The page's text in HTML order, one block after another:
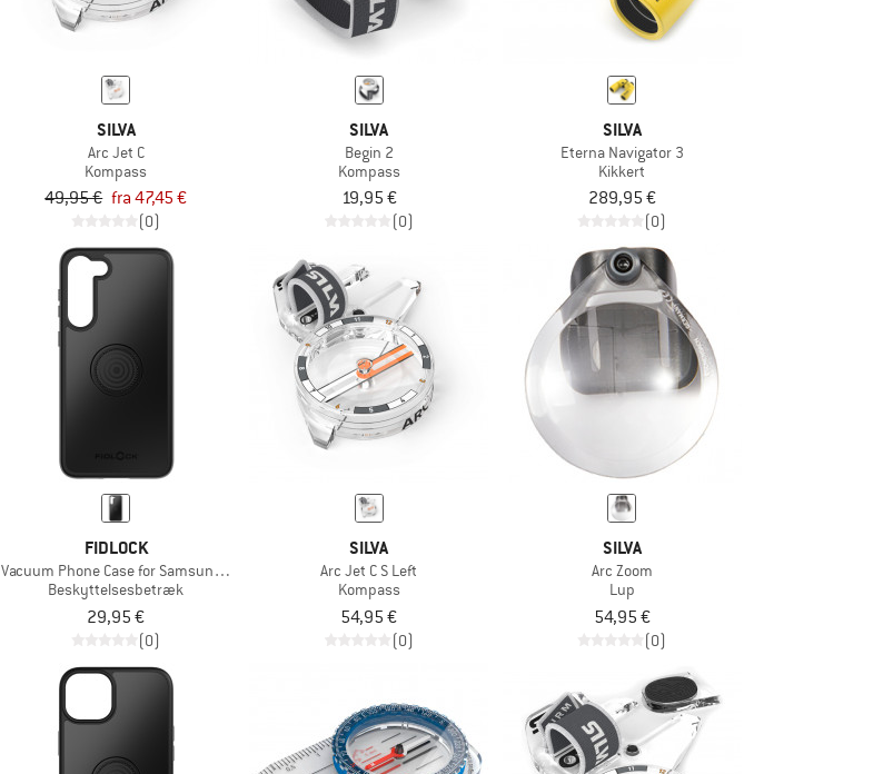
SILVA
Arc Jet C
Kompass
49,95 € fra 47,45 €
(0)
SILVA
Begin 2
Kompass
19,95 €
(0)
SILVA
Eterna Navigator 3
Kikkert
289,95 €
(0)
FIDLOCK
Vacuum Phone Case for Samsung S23+
Beskyttelsesbetræk
29,95 €
(0)
SILVA
Arc Jet C S Left
Kompass
54,95 €
(0)
SILVA
Arc Zoom
Lup
54,95 €
(0)